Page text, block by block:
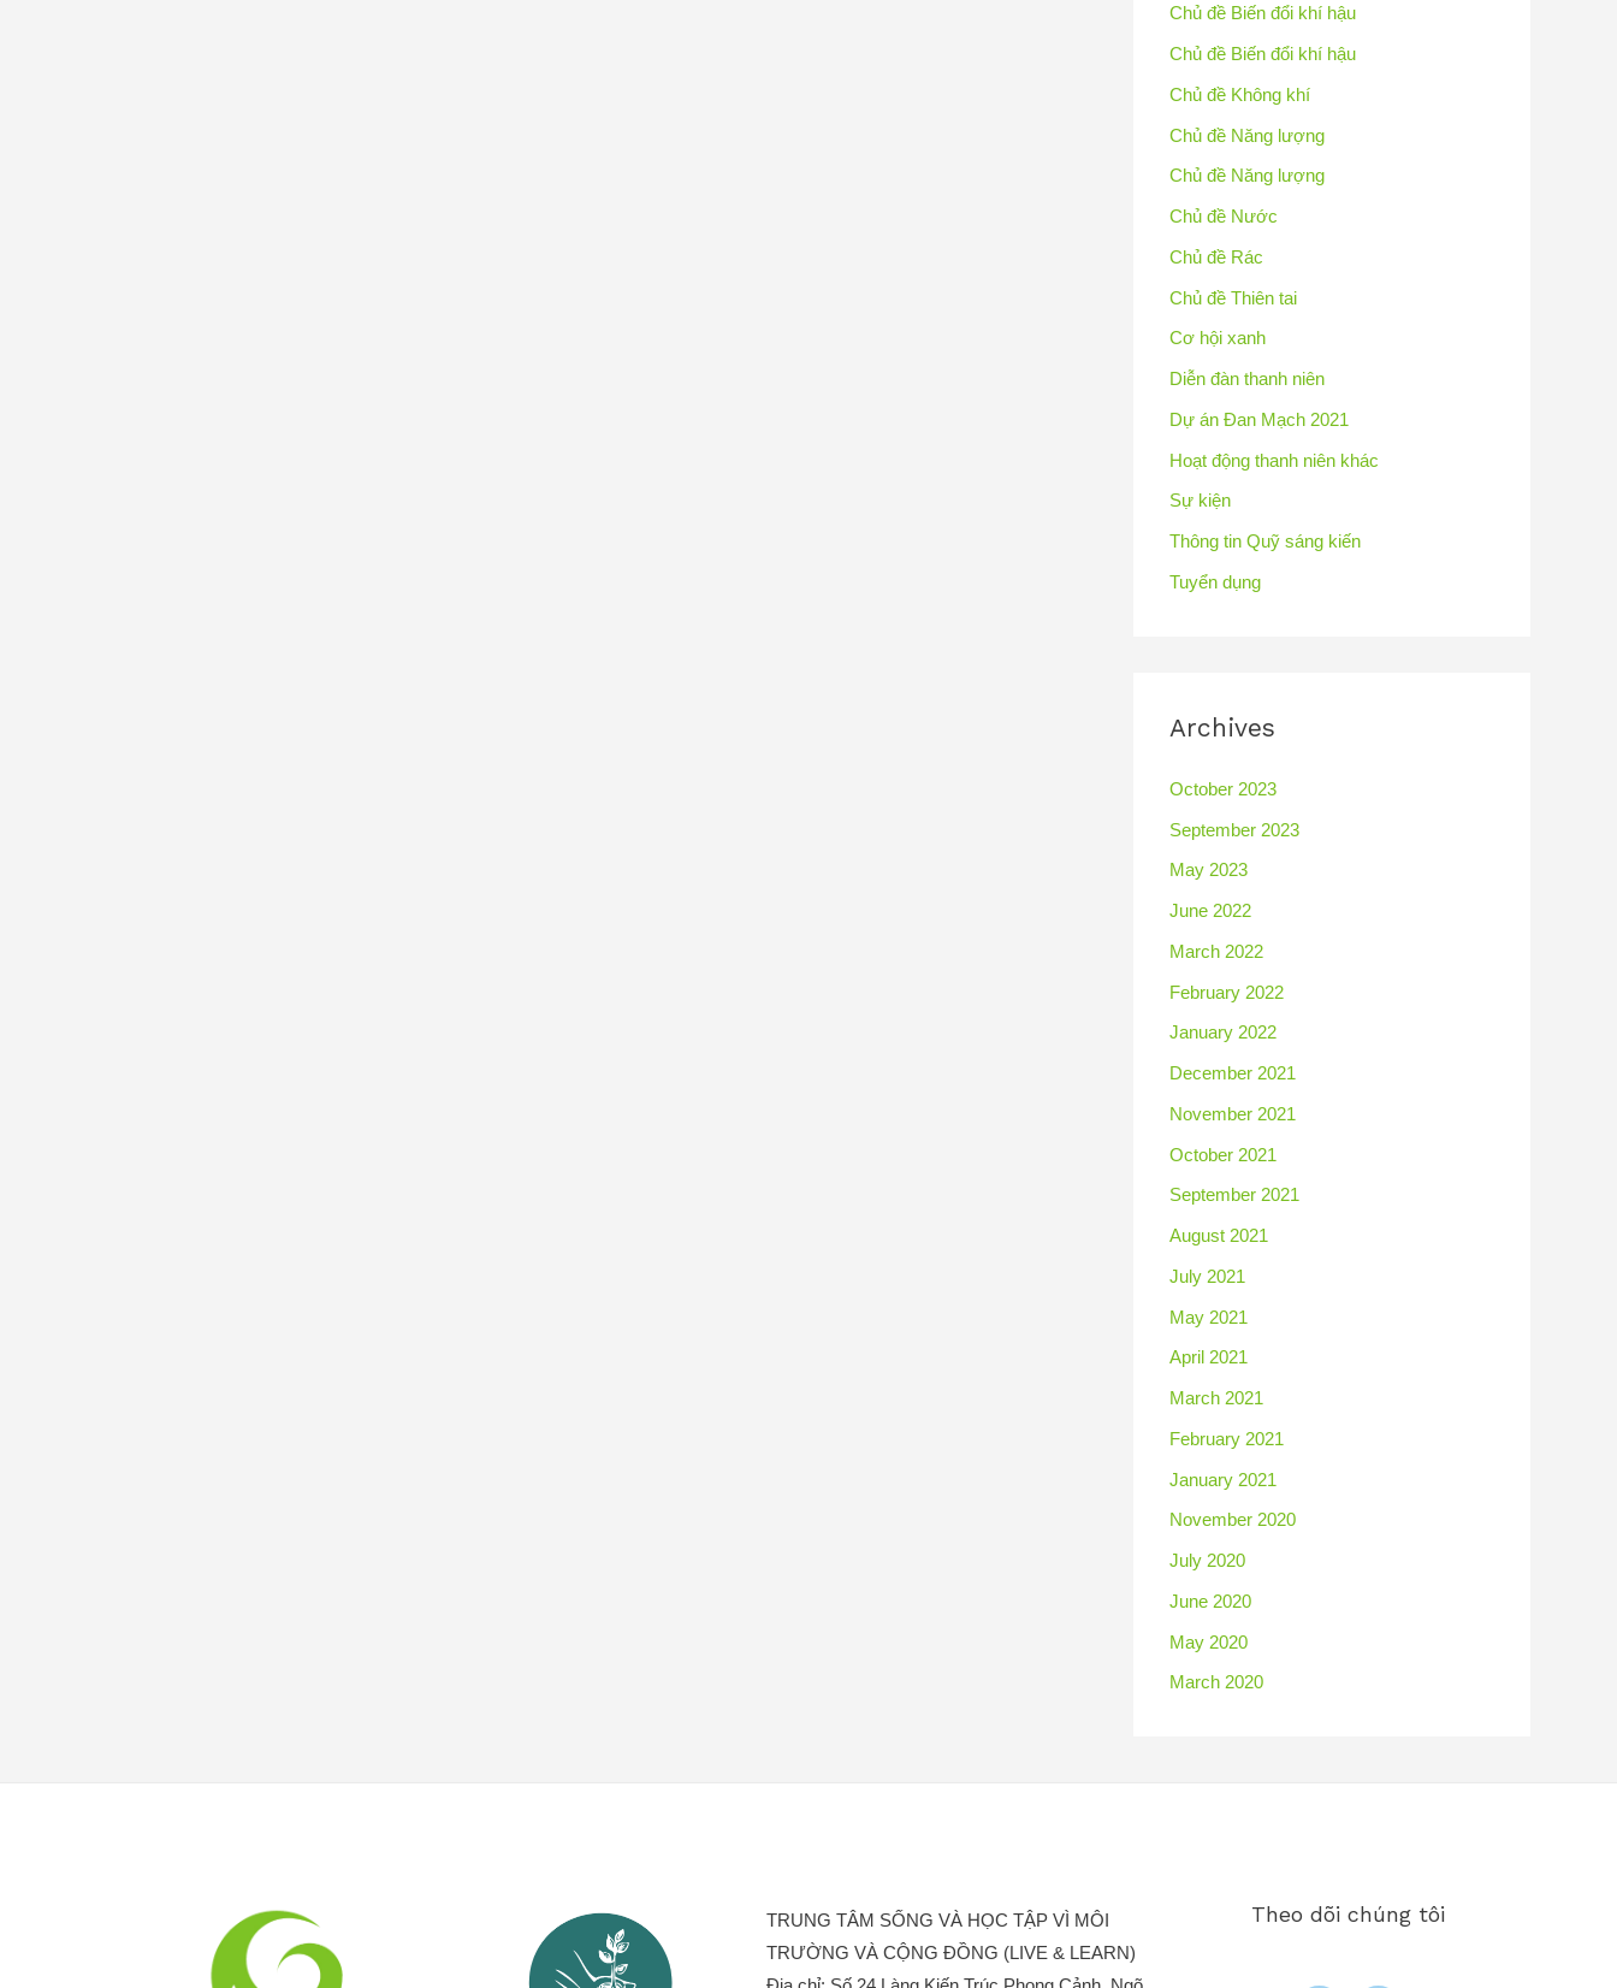
Chủ đề Biến đổi khí hậu
Chủ đề Biến đổi khí hậu
Chủ đề Không khí
Chủ đề Năng lượng
Chủ đề Năng lượng
Chủ đề Nước
Chủ đề Rác
Chủ đề Thiên tai
Cơ hội xanh
Diễn đàn thanh niên
Dự án Đan Mạch 2021
Hoạt động thanh niên khác
Sự kiện
Thông tin Quỹ sáng kiến
Tuyển dụng
Archives
October 2023
September 2023
May 2023
June 2022
March 2022
February 2022
January 2022
December 2021
November 2021
October 2021
September 2021
August 2021
July 2021
May 2021
April 2021
March 2021
February 2021
January 2021
November 2020
July 2020
June 2020
May 2020
March 2020
TRUNG TÂM SỐNG VÀ HỌC TẬP VÌ MÔI
TRƯỜNG VÀ CỘNG ĐỒNG (LIVE & LEARN)
Theo dõi chúng tôi